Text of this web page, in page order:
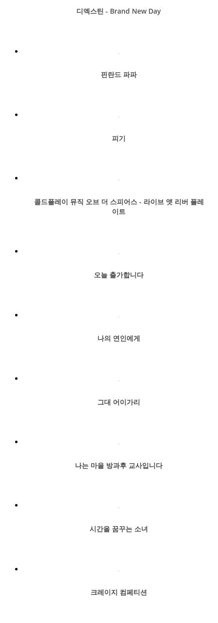
디엑스틴 - Brand New Day
핀란드 파파
피기
콜드플레이 뮤직 오브 더 스피어스 - 라이브 앳 리버 플레
이트
오늘 출가합니다
나의 연인에게
그대 어이가리
나는 마을 방과후 교사입니다
시간을 꿈꾸는 소녀
크레이지 컴페티션